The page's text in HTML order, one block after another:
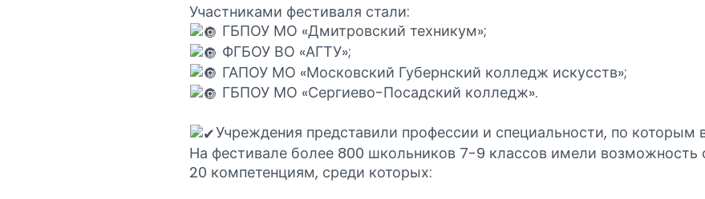
Участниками фестиваля стали:
ГБПОУ МО «Дмитровский техникум»;
ФГБОУ ВО «АГТУ»;
ГАПОУ МО «Московский Губернский колледж искусств»;
ГБПОУ МО «Сергиево-Посадский колледж».
Учреждения представили профессии и специальности, по которым
На фестивале более 800 школьников 7-9 классов имели возможность
20 компетенциям, среди которых: